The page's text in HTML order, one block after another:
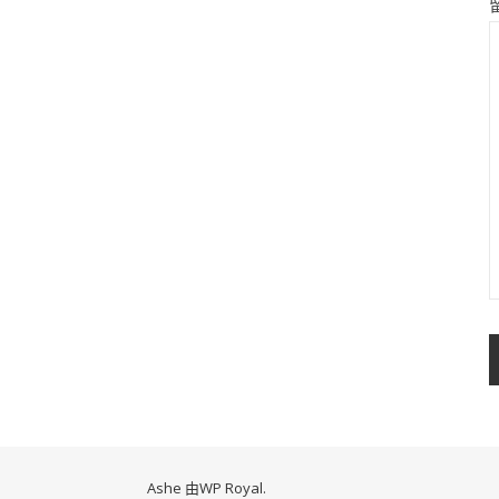
Ashe 由WP Royal.